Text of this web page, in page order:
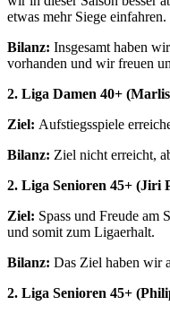
etwas mehr Siege einfahren.
Bilanz: Insgesamt haben
vorhanden und wir freuen
2. Liga Damen 40+
Ziel: Aufstiegsspiele
Bilanz: Ziel nicht erreicht,
2. Liga Senioren 45+ (Jiri
Ziel: Spass und Freude am
und somit zum Ligaerhalt.
Bilanz: Das Ziel haben wir
2. Liga Senioren 45+